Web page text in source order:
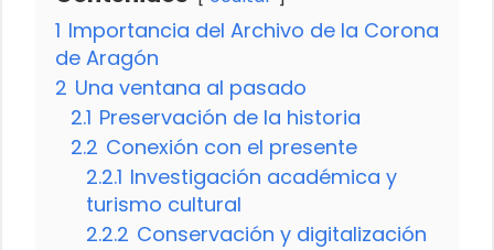
1 Importancia del Archivo de la Corona
de Aragón
2 Una ventana al pasado
2.1 Preservación de la historia
2.2 Conexión con el presente
2.2.1 Investigación académica y
turismo cultural
2.2.2 Conservación y digitalización